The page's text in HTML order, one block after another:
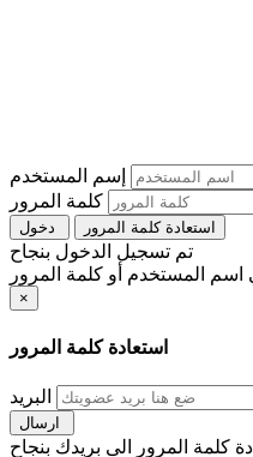
إسم المستخدم
كلمة المرور
استعادة كلمة المرور
تم تسجيل الدخول بنجاح
×
استعادة كلمة المرور
البريد